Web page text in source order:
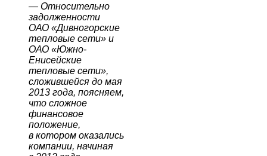
— Относительно
задолженности
ОАО «Дивногорские
тепловые сети» и
ОАО «Южно-
Енисейские
тепловые сети»,
сложившейся до мая
2013 года, поясняем,
что сложное
финансовое
положение,
в котором оказались
компании, начиная